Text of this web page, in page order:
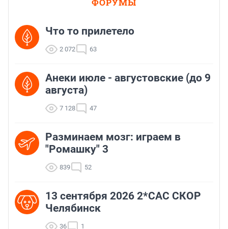
Что то прилетело
2 072 63
Анеки июле - августовские (до 9
августа)
7 128 47
Разминаем мозг: играем в
"Ромашку" 3
839 52
13 сентября 2026 2*CAC СКОР
Челябинск
36 1